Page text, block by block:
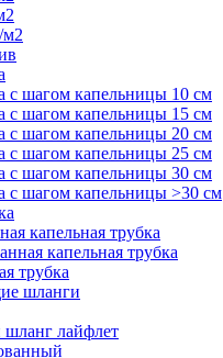
м2
с шагом капельницы 10 см
с шагом капельницы 15 см
с шагом капельницы 20 см
с шагом капельницы 25 см
с шагом капельницы 30 см
с шагом капельницы >30 см
капельная трубка
капельная трубка
трубка
шланги
лайфлет